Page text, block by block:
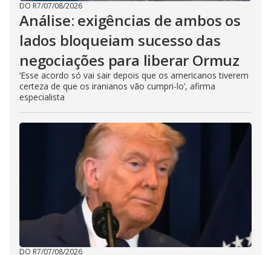
DO R7/07/08/2026
Análise: exigências de ambos os
lados bloqueiam sucesso das
negociações para liberar Ormuz
‘Esse acordo só vai sair depois que os americanos tiverem
certeza de que os iranianos vão cumpri-lo’, afirma
especialista
DO R7/07/08/2026